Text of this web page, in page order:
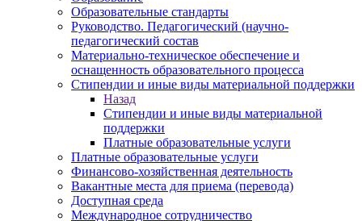
Образовательные стандарты
Руководство. Педагогический (научно-
педагогический состав
Материально-техническое обеспечение и
оснащенность образовательного процесса
Стипендии и иные виды материальной поддержки
Назад
Стипендии и иные виды материальной
поддержки
Платные образовательные услуги
Платные образовательные услуги
Финансово-хозяйственная деятельность
Вакантные места для приема (перевода)
Доступная среда
Международное сотрудничество